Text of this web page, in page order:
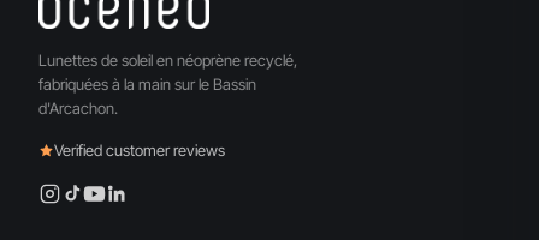
Lunettes de soleil en néoprène recyclé,
fabriquées à la main sur le Bassin
d'Arcachon.
Verified customer reviews